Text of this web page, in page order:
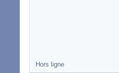
Hors ligne